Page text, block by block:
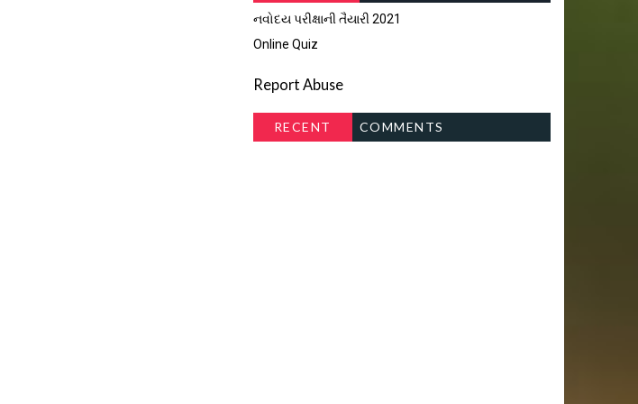
નવોદય પરીક્ષાની તૈયારી 2021
Online Quiz
Report Abuse
RECENT COMMENTS